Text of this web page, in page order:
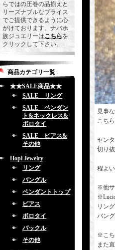
らではの圧巻の品揃えと
リーズナブルなプライス
でご提供できるように心
がけております。ナバホ
族ジュエリーはこちらを
クリックして下さい。
商品カテゴリ一覧
★★SALE商品★★
SALE リング
SALE ペンダン
ト&ネックレス&
ボロタイ
SALE ピアス&
その他
Hopi Jewelry
リング
バングル
ペンダントトップ
ピアス
ボロタイ
バックル
その他
見事
こち
セン
切り
程よ
※他サ
リン
バン
※こち
また